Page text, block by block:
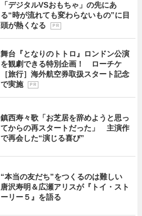
「デジタルVSおもちゃ」の先にあ
る“時が流れても変わらないもの”に目
頭が熱くなる
P R
舞台『となりのトトロ』ロンドン公演
を観劇できる特別企画！ ローチケ
［旅行］海外航空券取扱スタート記念
で実施
P R
鎮西寿々歌「お芝居を辞めようと思っ
てからの再スタートだった」 主演作
で再会した“演じる喜び”
“本当の友だち”をつくるのは難しい
唐沢寿明＆広瀬アリスが『トイ・スト
ーリー５』を語る